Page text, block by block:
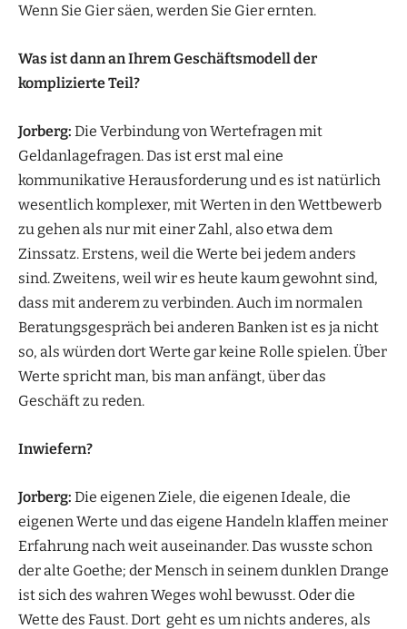
Wenn Sie Gier säen, werden Sie Gier ernten.
Was ist dann an Ihrem Geschäftsmodell der
komplizierte Teil?
Jorberg: Die Verbindung von Wertefragen mit
Geldanlagefragen. Das ist erst mal eine
kommunikative Herausforderung und es ist natürlich
wesentlich komplexer, mit Werten in den Wettbewerb
zu gehen als nur mit einer Zahl, also etwa dem
Zinssatz. Erstens, weil die Werte bei jedem anders
sind. Zweitens, weil wir es heute kaum gewohnt sind,
dass mit anderem zu verbinden. Auch im normalen
Beratungsgespräch bei anderen Banken ist es ja nicht
so, als würden dort Werte gar keine Rolle spielen. Über
Werte spricht man, bis man anfängt, über das
Geschäft zu reden.
Inwiefern?
Jorberg: Die eigenen Ziele, die eigenen Ideale, die
eigenen Werte und das eigene Handeln klaffen meiner
Erfahrung nach weit auseinander. Das wusste schon
der alte Goethe; der Mensch in seinem dunklen Drange
ist sich des wahren Weges wohl bewusst. Oder die
Wette des Faust. Dort geht es um nichts anderes, als